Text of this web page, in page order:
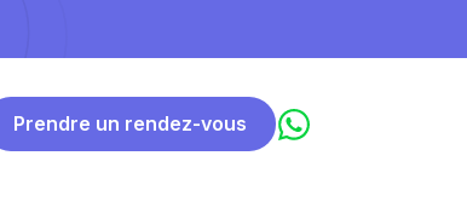
Prendre un rendez-vous